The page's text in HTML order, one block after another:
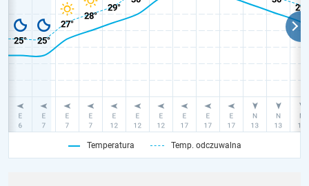
Temperatura Temp. odczuwalna